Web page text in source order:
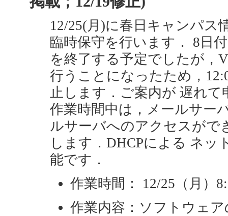
12/25(月)に春日キャンパス
臨時保守を行います． 8日
を終了する予定でしたが，
行うことになったため，
止します．ご案内が 遅れ
作業時間中は，メールサー
ルサーバへのアクセスがで
します．DHCPによる ネッ
能です．
作業時間： 12/25（月）
作業内容：ソフトウェア